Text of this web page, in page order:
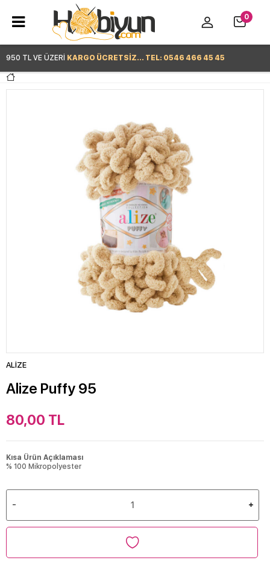
950 TL VE ÜZERİ KARGO ÜCRETSİZ... TEL: 0546 466 45 45
0
ALİZE
Alize Puffy 95
80,00 TL
Kısa Ürün Açıklaması
% 100 Mikropolyester